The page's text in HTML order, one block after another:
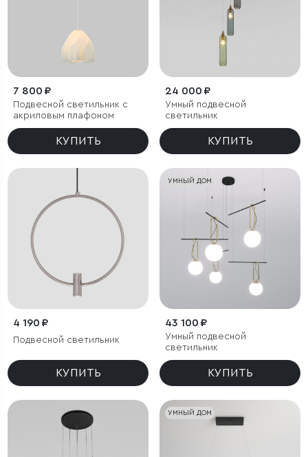
7 800 ₽
Подвесной светильник с
акриловым плафоном
КУПИТЬ
24 000 ₽
Умный подвесной
светильник
КУПИТЬ
4 190 ₽
Подвесной светильник
КУПИТЬ
УМНЫЙ ДОМ
43 100 ₽
Умный подвесной
светильник
КУПИТЬ
УМНЫЙ ДОМ